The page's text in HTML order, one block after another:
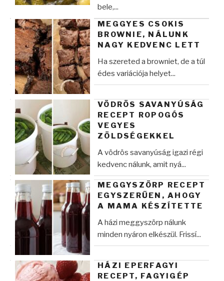
bele,...
MEGGYES CSOKIS
BROWNIE, NÁLUNK
NAGY KEDVENC LETT
Ha szereted a browniet, de a túl
édes variációja helyet...
VÖDRÖS SAVANYÚSÁG
RECEPT ROPOGÓS
VEGYES
ZÖLDSÉGEKKEL
A vödrös savanyúság igazi régi
kedvenc nálunk, amit nyá...
MEGGYSZÖRP RECEPT
EGYSZERŰEN, AHOGY
A MAMA KÉSZÍTETTE
A házi meggyszörp nálunk
minden nyáron elkészül. Frissí...
HÁZI EPERFAGYI
RECEPT, FAGYIGÉP